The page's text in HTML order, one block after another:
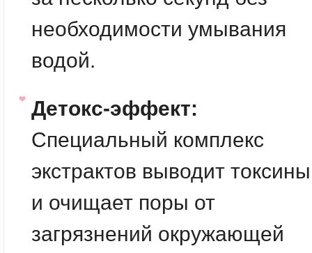
необходимости умывания
водой.
Детокс-эффект:
Специальный комплекс
экстрактов выводит токсины
и очищает поры от
загрязнений окружающей